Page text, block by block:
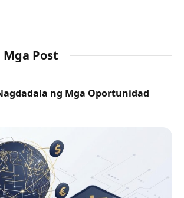
Post
ng Mga Oportunidad